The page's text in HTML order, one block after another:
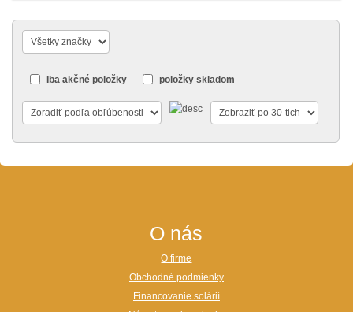
Iba akčné položky položky skladom
O nás
O firme
Obchodné podmienky
Financovanie solárií